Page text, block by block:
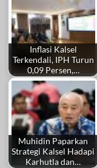
Inflasi Kalsel
Terkendali, IPH Turun
0,09 Persen,…
Muhidin Paparkan
Strategi Kalsel Hadapi
Karhutla dan…